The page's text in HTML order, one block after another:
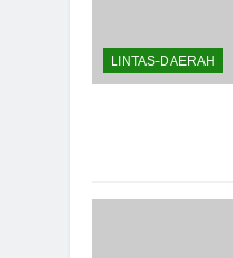
LINTAS-DAERAH